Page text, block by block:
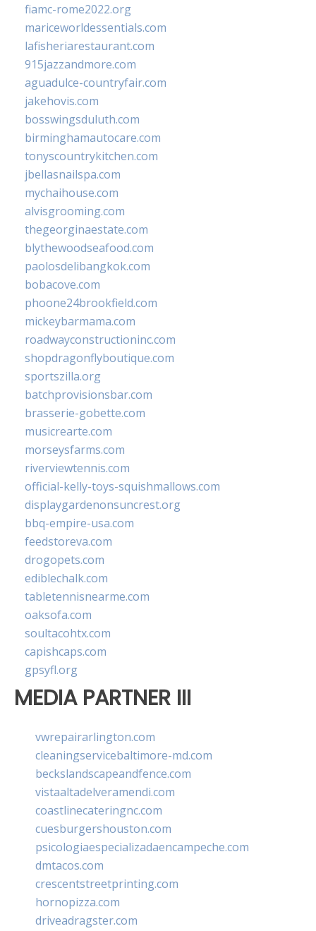
fiamc-rome2022.org
mariceworldessentials.com
lafisheriarestaurant.com
915jazzandmore.com
aguadulce-countryfair.com
jakehovis.com
bosswingsduluth.com
birminghamautocare.com
tonyscountrykitchen.com
jbellasnailspa.com
mychaihouse.com
alvisgrooming.com
thegeorginaestate.com
blythewoodseafood.com
paolosdelibangkok.com
bobacove.com
phoone24brookfield.com
mickeybarmama.com
roadwayconstructioninc.com
shopdragonflyboutique.com
sportszilla.org
batchprovisionsbar.com
brasserie-gobette.com
musicrearte.com
morseysfarms.com
riverviewtennis.com
official-kelly-toys-squishmallows.com
displaygardenonsuncrest.org
bbq-empire-usa.com
feedstoreva.com
drogopets.com
ediblechalk.com
tabletennisnearme.com
oaksofa.com
soultacohtx.com
capishcaps.com
gpsyfl.org
MEDIA PARTNER III
vwrepairarlington.com
cleaningservicebaltimore-md.com
beckslandscapeandfence.com
vistaaltadelveramendi.com
coastlinecateringnc.com
cuesburgershouston.com
psicologiaespecializadaencampeche.com
dmtacos.com
crescentstreetprinting.com
hornopizza.com
driveadragster.com